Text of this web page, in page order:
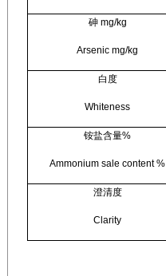
砷mg/kg
Arsenic mg/kg
白度
Whiteness
铵盐含量%
Ammonium sale content %
澄清度
Clarity